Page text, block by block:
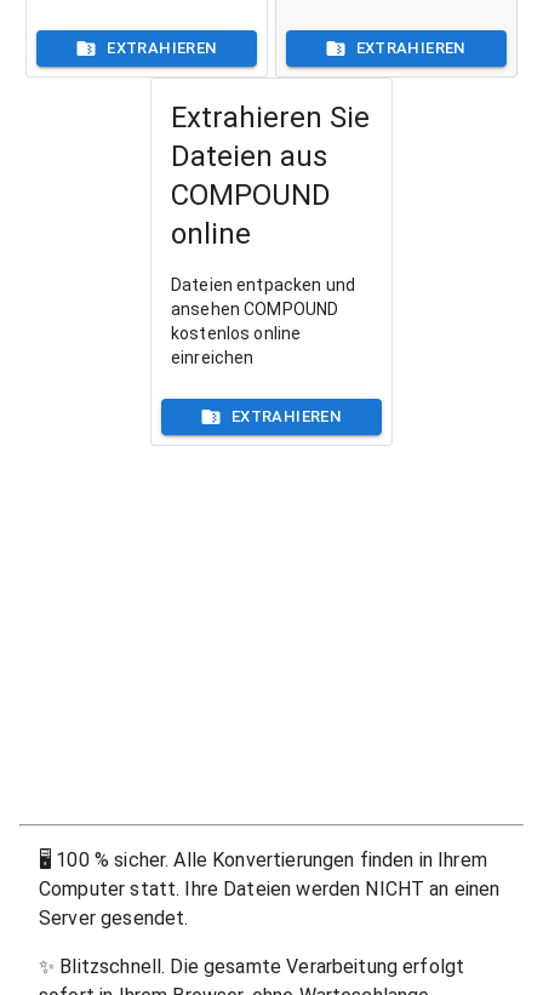
EXTRAHIEREN EXTRAHIEREN
Extrahieren Sie
Dateien aus
COMPOUND
online
Dateien entpacken und
ansehen COMPOUND
kostenlos online
einreichen
EXTRAHIEREN
🖥 100 % sicher. Alle Konvertierungen finden in Ihrem
Computer statt. Ihre Dateien werden NICHT an einen
Server gesendet.
✨ Blitzschnell. Die gesamte Verarbeitung erfolgt